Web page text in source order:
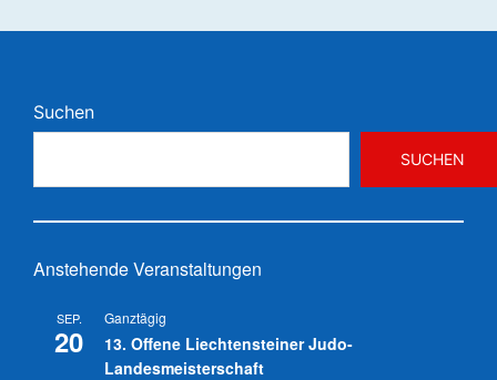
Suchen
SUCHEN
Anstehende Veranstaltungen
SEP.
20
Ganztägig
13. Offene Liechtensteiner Judo-
Landesmeisterschaft